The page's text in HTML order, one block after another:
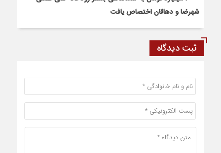
شهرضا و دهاقان اختصاص یافت
ثبت دیدگاه